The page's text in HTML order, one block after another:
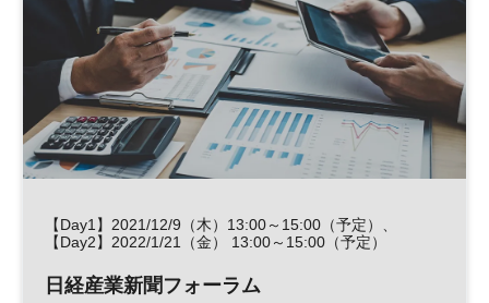
【Day1】2021/12/9（木）13:00～15:00（予定）、
【Day2】2022/1/21（金） 13:00～15:00（予定）
日経産業新聞フォーラム